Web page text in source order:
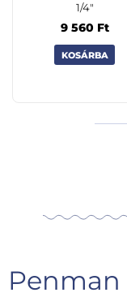
1/4″
9 560 Ft
KOSÁRBA
Penman